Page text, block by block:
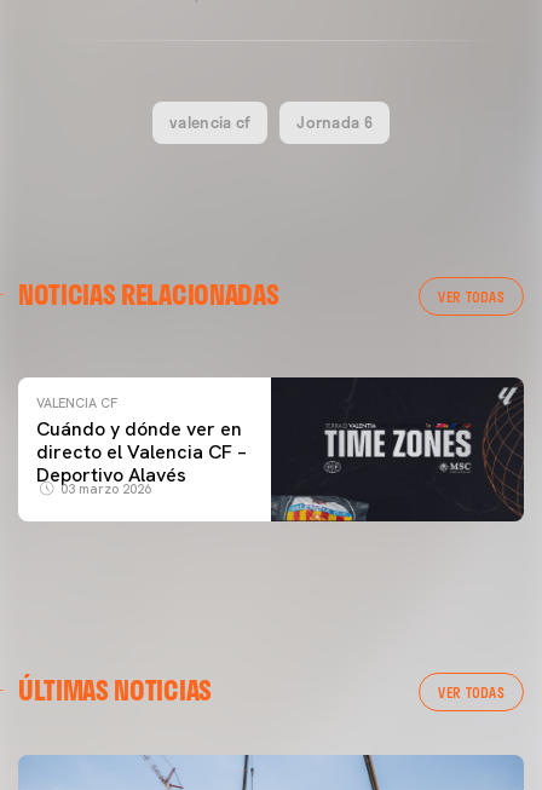
valencia cf Jornada 6
NOTICIAS RELACIONADAS VER TODAS
ENTRENAMIENTO DEL VALENCIA CF 04/03/26
VALENCIA CF
Cuándo y dónde ver en
directo el Valencia CF –
Deportivo Alavés
03 marzo 2026
ÚLTIMAS NOTICIAS VER TODAS